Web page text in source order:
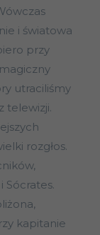
i światowa
przy
utraciliśmy
telewizji.
rozgłos.
Sócrates.
kapitanie